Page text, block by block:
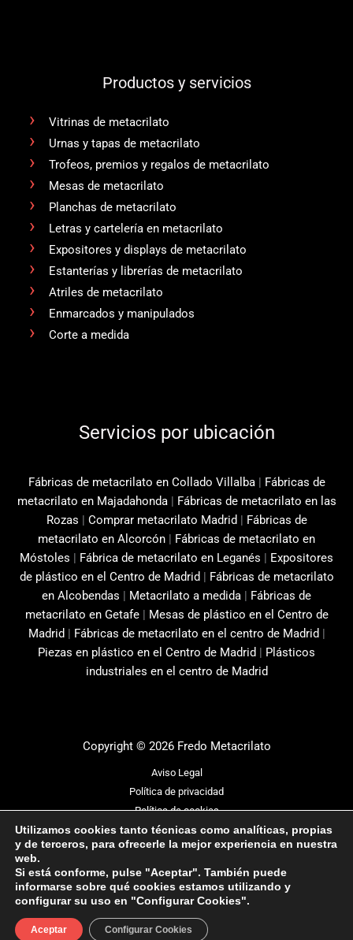
Productos y servicios
Vitrinas de metacrilato
Urnas y tapas de metacrilato
Trofeos, premios y regalos de metacrilato
Mesas de metacrilato
Planchas de metacrilato
Letras y cartelería en metacrilato
Expositores y displays de metacrilato
Estanterías y librerías de metacrilato
Atriles de metacrilato
Enmarcados y manipulados
Corte a medida
Servicios por ubicación
Fábricas de metacrilato en Collado Villalba| Fábricas de
metacrilato en Majadahonda| Fábricas de metacrilato en las
Rozas | Comprar metacrilato Madrid | Fábricas de
metacrilato en Alcorcón | Fábricas de metacrilato en
Móstoles | Fábrica de metacrilato en Leganés | Expositores
de plástico en el Centro de Madrid | Fábricas de metacrilato
en Alcobendas | Metacrilato a medida | Fábricas de
metacrilato en Getafe| Mesas de plástico en el Centro de
Madrid | Fábricas de metacrilato en el centro de Madrid |
Piezas en plástico en el Centro de Madrid | Plásticos
industriales en el centro de Madrid
Copyright © 2026 Fredo Metacrilato
Aviso Legal
Política de privacidad
Política de cookies
Design bySismit
Utilizamos cookies tanto técnicas como analíticas, propias
y de terceros, para ofrecerle la mejor experiencia en nuestra
web.
Si está conforme, pulse "Aceptar". También puede
informarse sobre qué cookies estamos utilizando y
configurar su uso en "Configurar Cookies".
Aceptar Configurar Cookies